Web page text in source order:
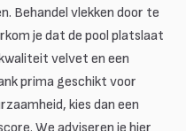
Behandel vlekken door te
je dat de pool platslaat
velvet en een
prima geschikt voor
kies dan een